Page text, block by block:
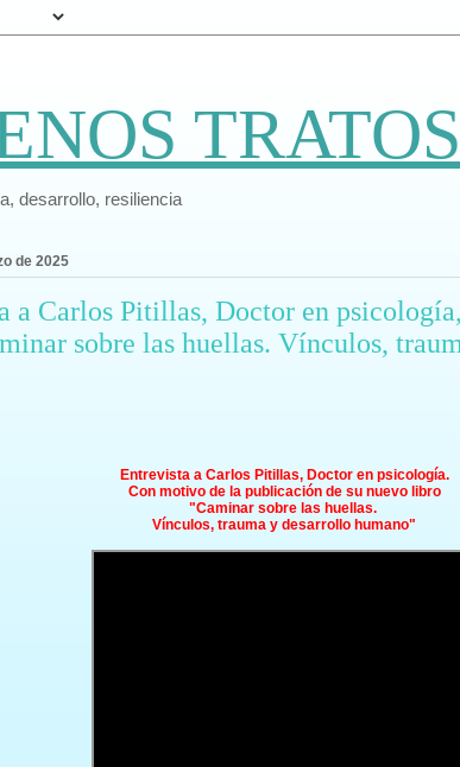
TRATOS
desarrollo, resiliencia
de 2025
a Carlos Pitillas, Doctor en
sobre las huellas. Vínculos,
Entrevista a Carlos Pitillas, Doctor en psicología.
Con motivo de la publicación de su nuevo libro
"Caminar sobre las huellas.
Vínculos, trauma y desarrollo humano"